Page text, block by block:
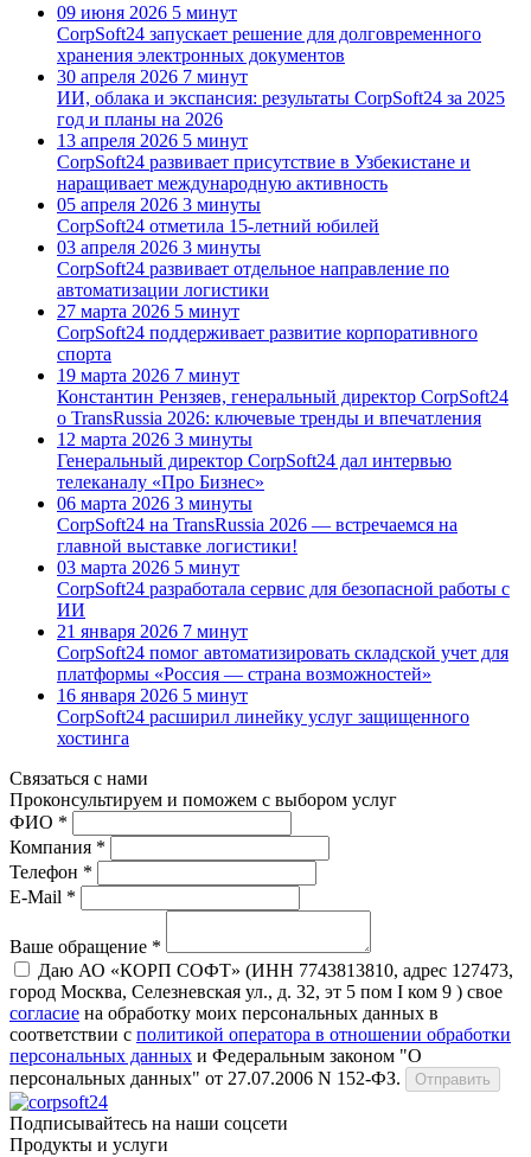
09 июня 2026 5 минут
CorpSoft24 запускает решение для долговременного
хранения электронных документов
30 апреля 2026 7 минут
ИИ, облака и экспансия: результаты CorpSoft24 за 2025
год и планы на 2026
13 апреля 2026 5 минут
CorpSoft24 развивает присутствие в Узбекистане и
наращивает международную активность
05 апреля 2026 3 минуты
CorpSoft24 отметила 15-летний юбилей
03 апреля 2026 3 минуты
CorpSoft24 развивает отдельное направление по
автоматизации логистики
27 марта 2026 5 минут
CorpSoft24 поддерживает развитие корпоративного
спорта
19 марта 2026 7 минут
Константин Рензяев, генеральный директор CorpSoft24
о TransRussia 2026: ключевые тренды и впечатления
12 марта 2026 3 минуты
Генеральный директор CorpSoft24 дал интервью
телеканалу «Про Бизнес»
06 марта 2026 3 минуты
CorpSoft24 на TransRussia 2026 — встречаемся на
главной выставке логистики!
03 марта 2026 5 минут
CorpSoft24 разработала сервис для безопасной работы с
ИИ
21 января 2026 7 минут
CorpSoft24 помог автоматизировать складской учет для
платформы «Россия — страна возможностей»
16 января 2026 5 минут
CorpSoft24 расширил линейку услуг защищенного
хостинга
Связаться с нами
Проконсуль­тируем и поможем с выбором услуг
ФИО *
Компания *
Телефон *
E-Mail *
Ваше обращение *
Даю АО «КОРП СОФТ» (ИНН 7743813810, адрес 127473,
город Москва, Селезневская ул., д. 32, эт 5 пом I ком 9 ) свое
согласие на обработку моих персональных данных в
соответствии с политикой оператора в отношении обработки
персональных данных и Федеральным законом "О
персональных данных" от 27.07.2006 N 152-ФЗ.
Отправить
Подписывайтесь на наши соцсети
Продукты и услуги